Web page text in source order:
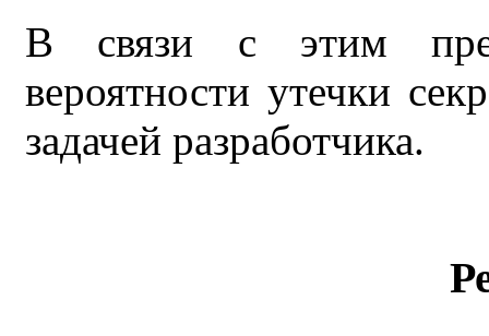
В связи с этим
вероятности утечки
задачей разработчика.